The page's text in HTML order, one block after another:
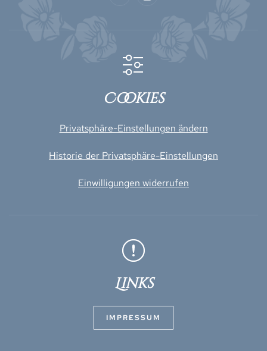
Cookies
Privatsphäre-Einstellungen ändern
Historie der Privatsphäre-Einstellungen
Einwilligungen widerrufen
Links
IMPRESSUM